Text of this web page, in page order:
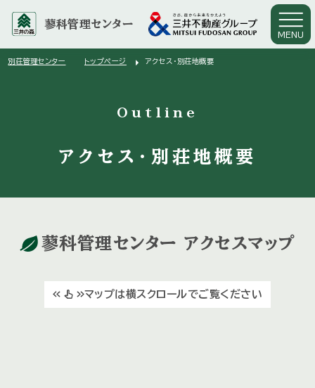
蓼科管理センター
MENU
別荘管理センター トップページ arrow_right アクセス・別荘地概要
Outline
アクセス・ 別荘地概要
蓼科管理センター アクセスマップ
マップは横スクロールでご覧ください